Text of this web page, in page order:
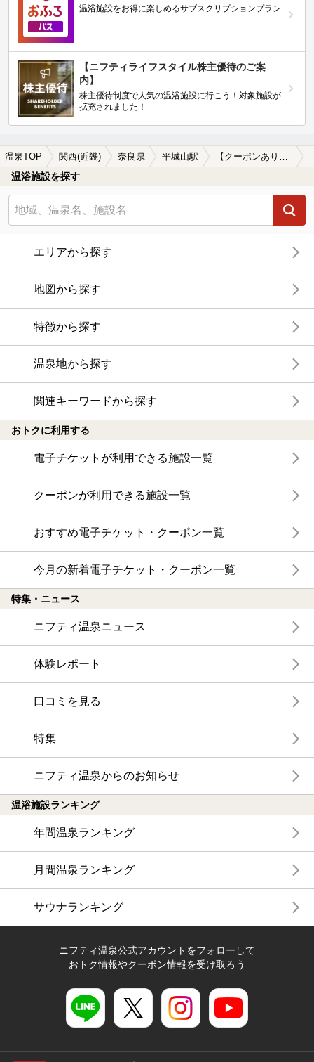
温浴施設をお得に楽しめるサブスクリプションプラン
【ニフティライフスタイル株主優待のご案
内】
株主優待制度で人気の温浴施設に行こう！対象施設が
拡充されました！
温泉TOP 関西(近畿) 奈良県 平城山駅 【クーポンあり】平城山駅近くの温泉宿・温泉旅館・ホテルおすすめ(2026年版)
温浴施設を探す
エリアから探す
地図から探す
特徴から探す
温泉地から探す
関連キーワードから探す
おトクに利用する
電子チケットが利用できる施設一覧
クーポンが利用できる施設一覧
おすすめ電子チケット・クーポン一覧
今月の新着電子チケット・クーポン一覧
特集・ニュース
ニフティ温泉ニュース
体験レポート
口コミを見る
特集
ニフティ温泉からのお知らせ
温浴施設ランキング
年間温泉ランキング
月間温泉ランキング
サウナランキング
ニフティ温泉公式アカウントをフォローして
おトク情報やクーポン情報を受け取ろう